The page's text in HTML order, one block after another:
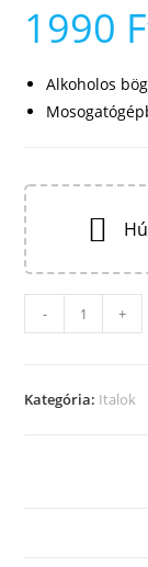
1990
Alkoholos
Alkoholos
bögre
mennyiség
- +
Kategória: Italok